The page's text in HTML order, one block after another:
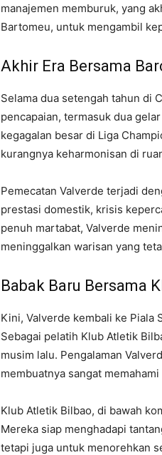
manajemen memburuk, yang
Bartomeu, untuk mengambil
Akhir Era Bersama
Selama dua setengah tahun di
pencapaian, termasuk dua
kegagalan besar di Liga
kurangnya keharmonisan di
Pemecatan Valverde terjadi
prestasi domestik, krisis
penuh martabat, Valverde
meninggalkan warisan yang
Babak Baru Bersama
Kini, Valverde kembali ke Piala
Sebagai pelatih Klub Atletik
musim lalu. Pengalaman
membuatnya sangat
Klub Atletik Bilbao, di bawah
Mereka siap menghadapi
tetapi juga untuk menorehkan